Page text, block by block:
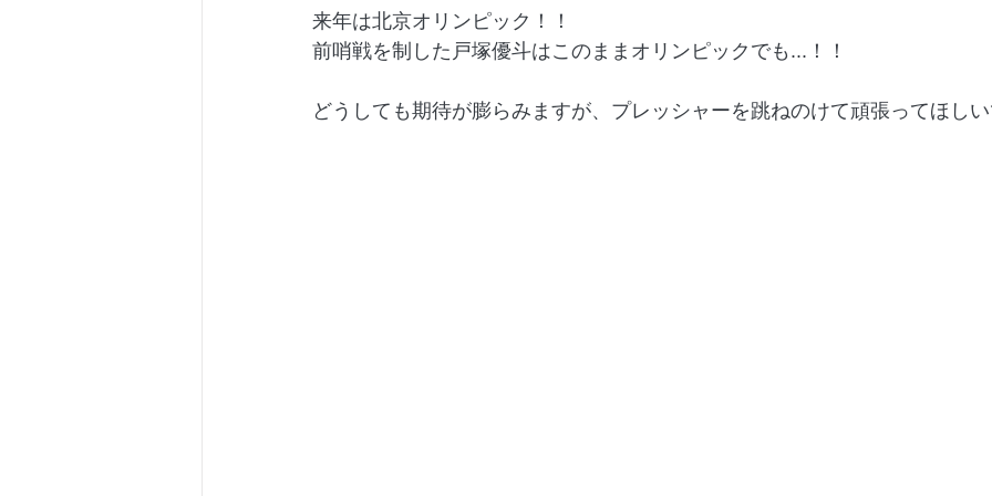
来年は北京オリンピック！！
前哨戦を制した戸塚優斗はこのままオリンピックでも...！！
どうしても期待が膨らみますが、プレッシャーを跳ねのけて頑張ってほし